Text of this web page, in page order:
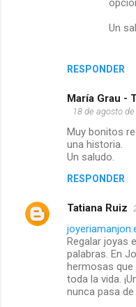
RESPONDER
Un
María Grau -
18 de agosto
Muy bonitos
una historia.
Un saludo.
RESPONDER
Tatiana Ruiz
Regalar joyas
palabras. En
hermosas
toda la vida.
nunca pasa